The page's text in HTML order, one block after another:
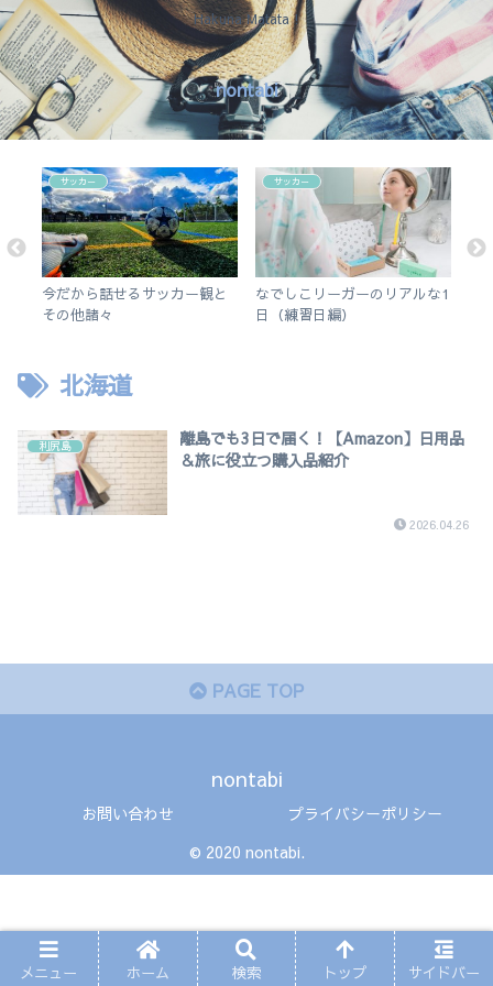
Hakuna Matata !
nontabi
サッカー
今だから話せるサッカー観と
その他諸々
サッカー
なでしこリーガーのリアルな1
日（練習日編）
北海道
利尻島
離島でも3日で届く！【Amazon】日用品
＆旅に役立つ購入品紹介
2026.04.26
PAGE TOP
nontabi
お問い合わせ
プライバシーポリシー
© 2020 nontabi.
メニュー ホーム 検索 トップ サイドバー